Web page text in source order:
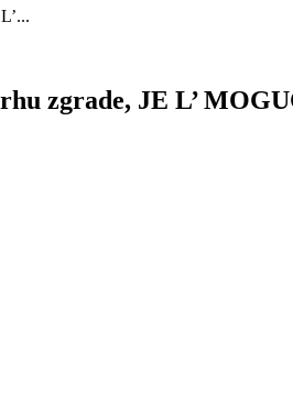
zgrade, JE L’